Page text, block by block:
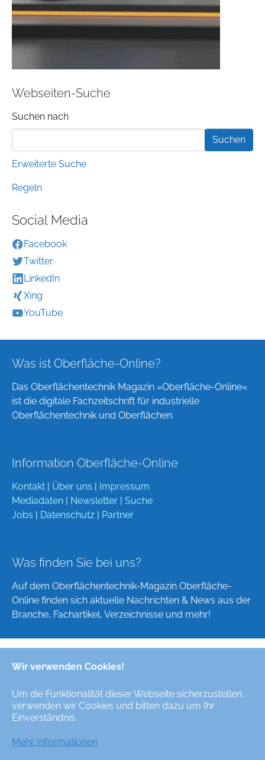
Wir verwenden Cookies!
Um die Funktionalität dieser Webseite sicherzustellen,
verwenden wir Cookies und bitten dazu um Ihr
Einverständnis.
Mehr Informationen
Webseiten-Suche
Suchformular
Suchen nach
Erweiterte Suche
Regeln
Social Media
Facebook
Twitter
LinkedIn
Xing
YouTube
Was ist Oberfläche-Online?
Das Oberflächentechnik Magazin »Oberfläche-Online«
ist die digitale Fachzeitschrift für industrielle
Oberflächentechnik und Oberflächen.
Information Oberfläche-Online
Kontakt Über uns
Impressum
Mediadaten
Newsletter
Suche
Jobs
Datenschutz Partner
Was finden Sie bei uns?
Auf dem Oberflächentechnik-Magazin Oberfläche-
Online finden sich aktuelle Nachrichten & News aus der
Branche, Fachartikel, Verzeichnisse und mehr!
Deutsch
Alle Rechte/All Rights Reserved © Oberfläche-Online,
das digitale Oberflächentechnik-Magazin / the digital
surface technologies magazine